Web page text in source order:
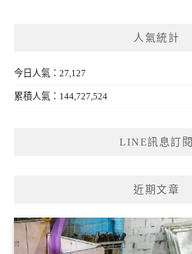
人氣統計
今日人氣：27,127
累積人氣：144,727,524
LINE訊息訂閱
近期文章